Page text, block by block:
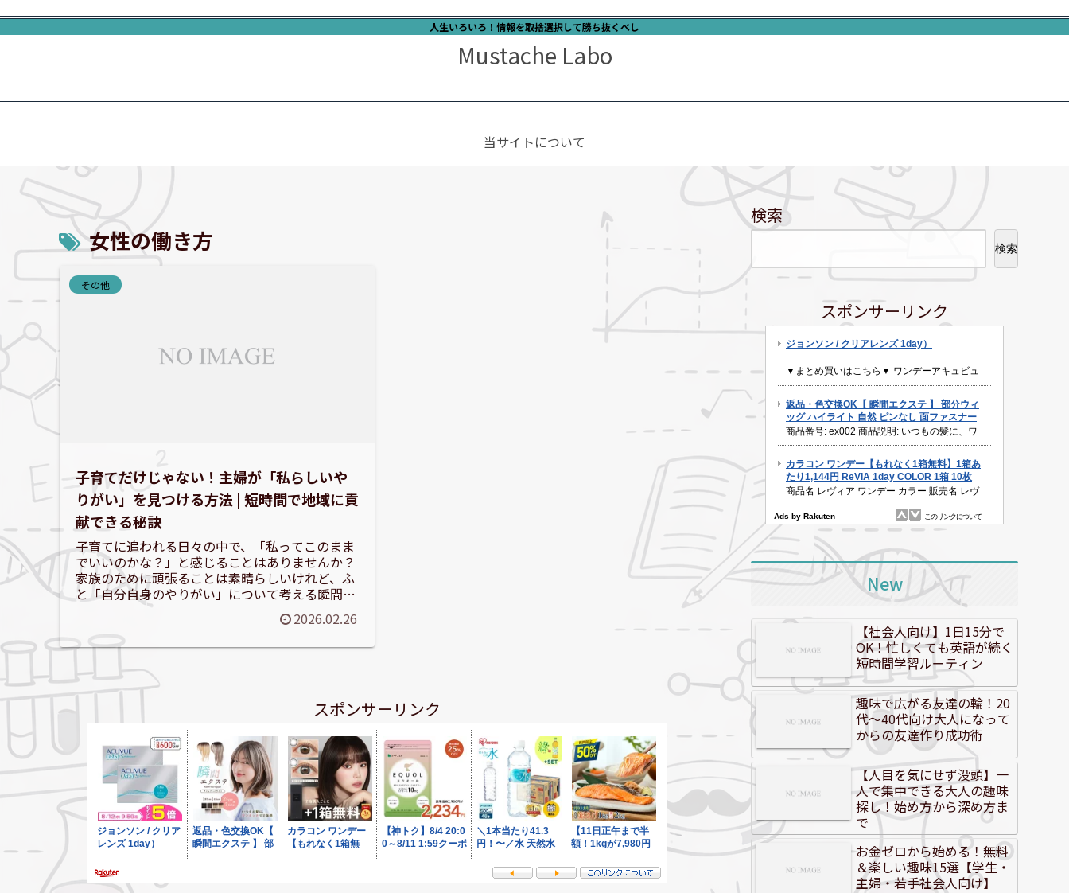
人生いろいろ！情報を取捨選択して勝ち抜くべし
Mustache Labo
当サイトについて
女性の働き方
その他
子育てだけじゃない！主婦が「私らしいや
りがい」を見つける方法 | 短時間で地域に貢
献できる秘訣
子育てに追われる日々の中で、「私ってこのまま
でいいのかな？」と感じることはありませんか？
家族のために頑張ることは素晴らしいけれど、ふ
と「自分自身のやりがい」について考える瞬間も
あるでしょう。この記事では、忙しい主婦の皆さ
2026.02.26
スポンサーリンク
検索
検索
スポンサーリンク
New
【社会人向け】1日15分で
OK！忙しくても英語が続く
短時間学習ルーティン
趣味で広がる友達の輪！20
代～40代向け大人になって
からの友達作り成功術
【人目を気にせず没頭】一
人で集中できる大人の趣味
探し！始め方から深め方ま
で
お金ゼロから始める！無料
＆楽しい趣味15選【学生・
主婦・若手社会人向け】